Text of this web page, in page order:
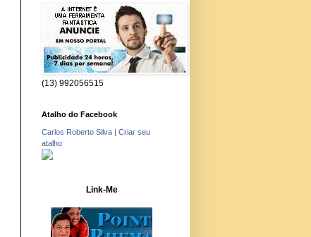
(13) 992056515
Atalho do Facebook
Carlos Roberto Silva | Criar seu
atalho
Link-Me